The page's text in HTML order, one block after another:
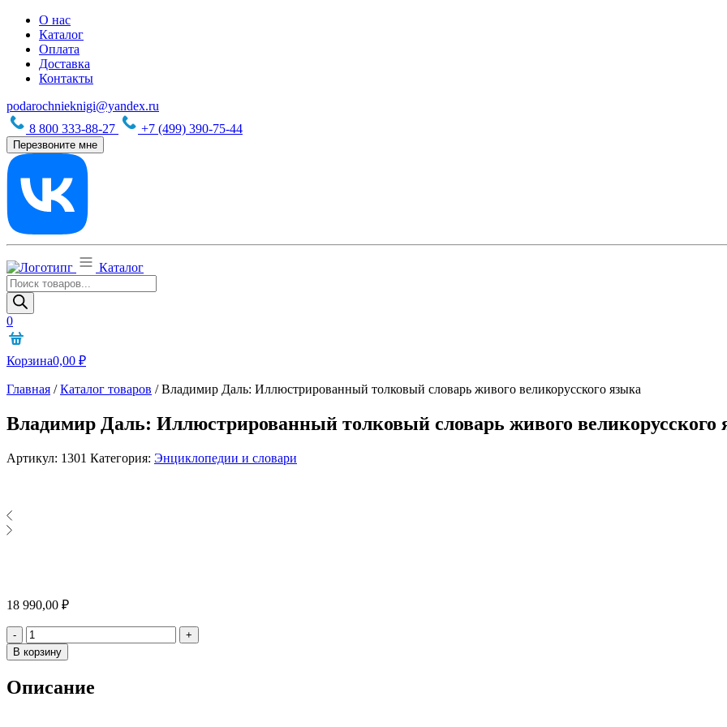
О нас
Каталог
Оплата
Доставка
Контакты
podarochnieknigi@yandex.ru
8 800 333-88-27
+7 (499) 390-75-44
Перезвоните мне
Каталог
Поиск
товаров
0
Корзина0,00 ₽
Главная /Каталог товаров /Владимир Даль: Иллюстрированный толковый словарь живого великорусского языка
Владимир Даль: Иллюстрированный толковый словарь живого великорусского
Артикул: 1301 Категория: Энциклопедии и словари
18 990,00 ₽
- Количество
+
В корзину
Описание